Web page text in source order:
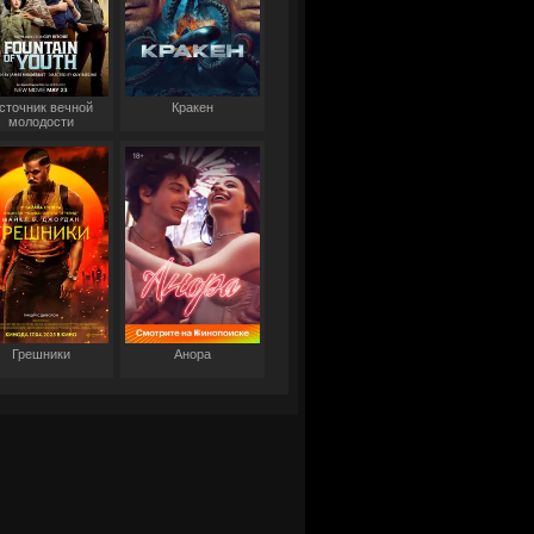
вечной
молодости
Кракен
Грешники Анора